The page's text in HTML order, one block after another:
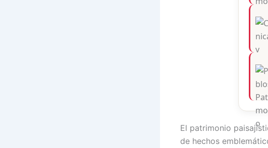
El patrimonio
de hechos